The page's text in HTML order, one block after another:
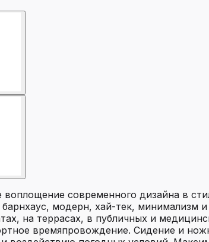
современного дизайна в
модерн, хай-тек, минимализм
на террасах, в публичных и
времяпровождение. Сидение и